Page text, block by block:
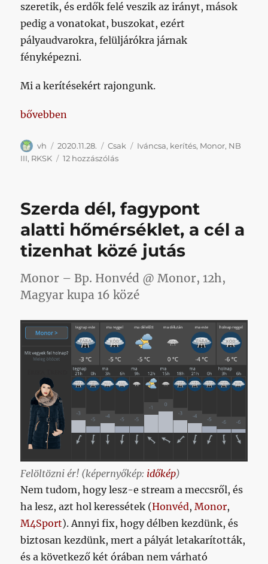
szeretik, és erdők felé veszik az irányt, mások
pedig a vonatokat, buszokat, ezért
pályaudvarokra, felüljárókra járnak
fényképezni.
Mi a kerítésekért rajongunk.
„Hétvégi túraajánlatunk: Iváncsa”
bővebben
Szerző
vh Közzétéve
2020.11.28. Kategória
Csak Címke
Iváncsa, kerítés, Monor, NB
III, RKSK 12 hozzászólásHétvégi
bejegyzéshez
Szerda dél, fagypont
alatti hőmérséklet, a cél a
tizenhat közé jutás
Monor – Bp. Honvéd @ Monor, 12h,
Magyar kupa 16 közé
Felöltözni ér! (képernyőkép: időkép)
Nem tudom, hogy lesz-e stream a meccsről, és
ha lesz, azt hol keressétek (Honvéd,Monor,
M4Sport). Annyi fix, hogy délben kezdünk, és
biztosan kezdünk, mert a pályát letakarították,
és a következő két órában nem várható